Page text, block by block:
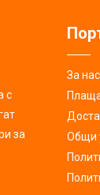
с
за
За нас
Общи